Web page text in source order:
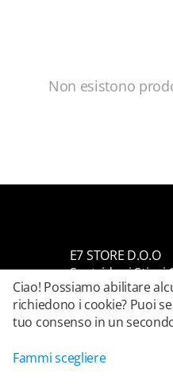
Non esistono
E7 STORE D.O.O
Sentvid pri Sticni
Numero di
Codice fiscale:
Ciao! Possiamo abilitare
richiedono i cookie? Puoi
tuo consenso in un
Fammi scegliere